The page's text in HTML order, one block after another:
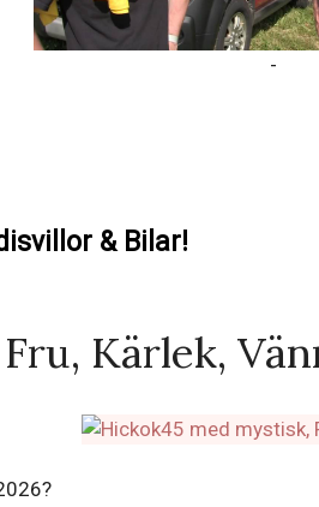
-
& Bilar!
Kärlek,